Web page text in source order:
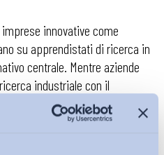
innovative come
su apprendistati di ricerca in
centrale. Mentre aziende
industriale con il
incentivato la ricerca
PhD Italentsin